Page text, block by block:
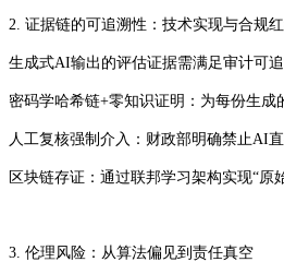
2. 证据链的可追溯性：技术实现与合规
生成式AI输出的评估证据需满足审计可
密码学哈希链+零知识证明：为每份生成
人工复核强制介入：财政部明确禁止AI
区块链存证：通过联邦学习架构实现“原
3. 伦理风险：从算法偏见到责任真空